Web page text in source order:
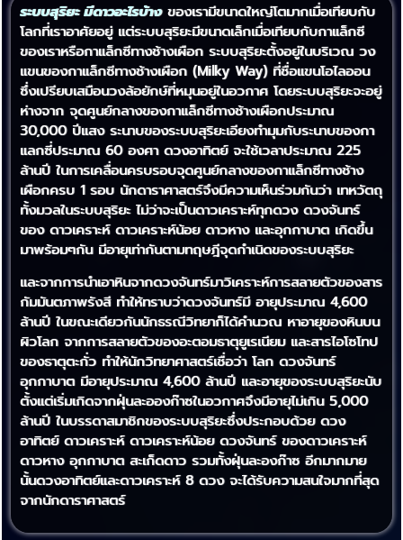
ระบบสุริยะ มีดาวอะไรบ้างของเรามีขนาดใหญ่โตมากเมื่อเทียบกับ
โลกที่เราอาศัยอยู่ แต่ระบบสุริยะมีขนาดเล็กเมื่อเทียบกับกาแล็กซี
ของเราหรือกาแล็กซีทางช้างเผือก ระบบสุริยะตั้งอยู่ในบริเวณ วง
แขนของกาแล็กซีทางช้างเผือก (Milky Way) ที่ชื่อแขนโอไลออน
ซึ่งเปรียบเสมือนวงล้อยักษ์ที่หมุนอยู่ในอวกาศ โดยระบบสุริยะจะอยู่
ห่างจาก จุดศูนย์กลางของกาแล็กซีทางช้างเผือกประมาณ
30,000 ปีแสง ระนาบของระบบสุริยะเอียงทำมุมกับระนาบของกา
แลกซี่ประมาณ 60 องศา ดวงอาทิตย์ จะใช้เวลาประมาณ 225
ล้านปี ในการเคลื่อนครบรอบจุดศูนย์กลางของกาแล็กซีทางช้าง
เผือกครบ 1 รอบ นักดาราศาสตร์จึงมีความเห็นร่วมกันว่า เทหวัตถุ
ทั้งมวลในระบบสุริยะ ไม่ว่าจะเป็นดาวเคราะห์ทุกดวง ดวงจันทร์
ของ ดาวเคราะห์ ดาวเคราะห์น้อย ดาวหาง และอุกกาบาต เกิดขึ้น
มาพร้อมๆกัน มีอายุเท่ากันตามทฤษฎีจุดกำเนิดของระบบสุริยะ
และจากการนำเอาหินจากดวงจันทร์มาวิเคราะห์การสลายตัวของสาร
กัมมันตภาพรังสี ทำให้ทราบว่าดวงจันทร์มี อายุประมาณ 4,600
ล้านปี ในขณะเดียวกันนักธรณีวิทยาก็ได้คำนวณ หาอายุของหินบน
ผิวโลก จากการสลายตัวของอะตอมธาตุยูเรเนียม และสารไอโซโทป
ของธาตุตะกั่ว ทำให้นักวิทยาศาสตร์เชื่อว่า โลก ดวงจันทร์
อุกกาบาต มีอายุประมาณ 4,600 ล้านปี และอายุของระบบสุริยะนับ
ตั้งแต่เริ่มเกิดจากฝุ่นละอองก๊าซในอวกาศจึงมีอายุไม่เกิน 5,000
ล้านปี ในบรรดาสมาชิกของระบบสุริยะซึ่งประกอบด้วย ดวง
อาทิตย์ ดาวเคราะห์ ดาวเคราะห์น้อย ดวงจันทร์ ของดาวเคราะห์
ดาวหาง อุกกาบาต สะเก็ดดาว รวมทั้งฝุ่นละองก๊าซ อีกมากมาย
นั้นดวงอาทิตย์และดาวเคราะห์ 8 ดวง จะได้รับความสนใจมากที่สุด
จากนักดาราศาสตร์